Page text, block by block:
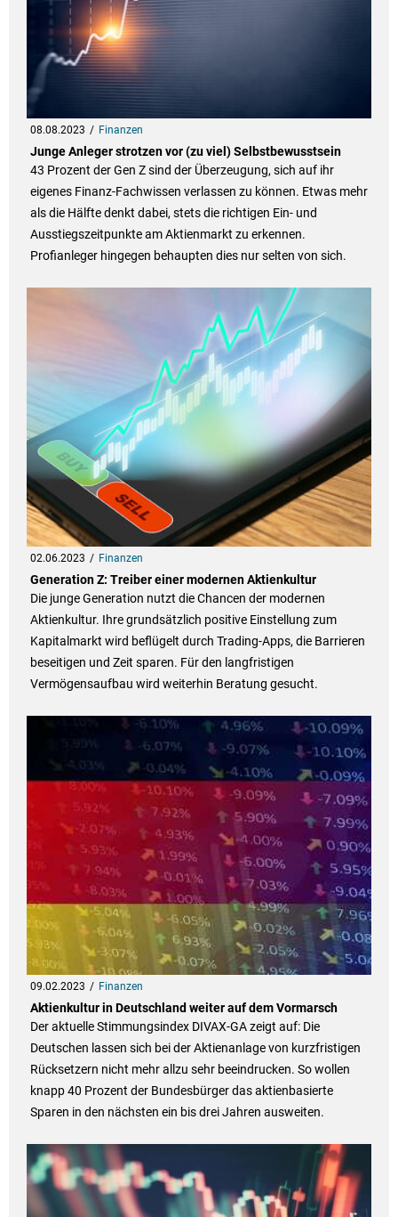
08.08.2023 Finanzen
Junge Anleger strotzen vor (zu viel) Selbstbewusstsein
43 Prozent der Gen Z sind der Überzeugung, sich auf ihr
eigenes Finanz-Fachwissen verlassen zu können. Etwas mehr
als die Hälfte denkt dabei, stets die richtigen Ein- und
Ausstiegszeitpunkte am Aktienmarkt zu erkennen.
Profianleger hingegen behaupten dies nur selten von sich.
02.06.2023 Finanzen
Generation Z: Treiber einer modernen Aktienkultur
Die junge Generation nutzt die Chancen der modernen
Aktienkultur. Ihre grundsätzlich positive Einstellung zum
Kapitalmarkt wird beflügelt durch Trading-Apps, die Barrieren
beseitigen und Zeit sparen. Für den langfristigen
Vermögensaufbau wird weiterhin Beratung gesucht.
09.02.2023 Finanzen
Aktienkultur in Deutschland weiter auf dem Vormarsch
Der aktuelle Stimmungsindex DIVAX-GA zeigt auf: Die
Deutschen lassen sich bei der Aktienanlage von kurzfristigen
Rücksetzern nicht mehr allzu sehr beeindrucken. So wollen
knapp 40 Prozent der Bundesbürger das aktienbasierte
Sparen in den nächsten ein bis drei Jahren ausweiten.